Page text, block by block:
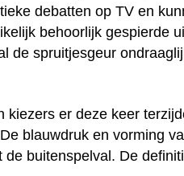
debatten op TV en
behoorlijk gespierde
de spruitjesgeur
kiezers er deze keer
blauwdruk en vorming
de buitenspelval. De